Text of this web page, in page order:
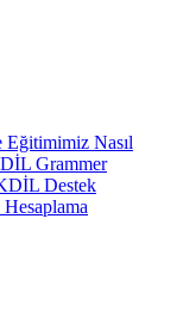
Eğitimimiz Nasıl
Grammer
Destek